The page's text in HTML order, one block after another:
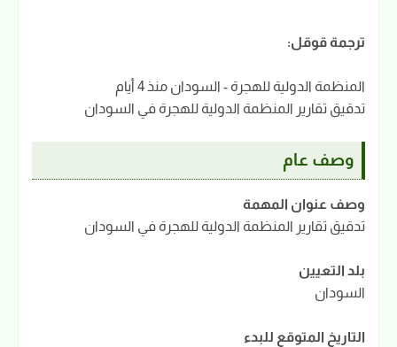
ترجمة قوقل:
المنظمة الدولية للهجرة - السودان منذ 4 أيام
تدقيق تقارير المنظمة الدولية للهجرة في السودان
وصف عام
وصف عنوان المهمة
تدقيق تقارير المنظمة الدولية للهجرة في السودان
بلد التعيين
السودان
التاريخ المتوقع للبدء